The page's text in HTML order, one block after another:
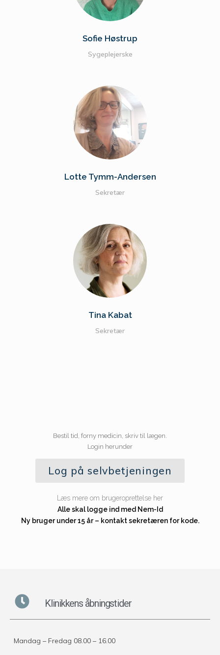
Sofie Høstrup
Sygeplejerske
Lotte Tymm-Andersen
Sekretær
Tina Kabat
Sekretær
Bestil tid, forny medicin, skriv til lægen.
Login herunder
Log på selvbetjeningen
Læs mere om brugeroprettelse her
Alle skal logge ind med Nem-Id
Ny bruger under 15 år – kontakt sekretæren for kode.
Klinikkens åbningstider
Mandag – Fredag 08.00 – 16.00